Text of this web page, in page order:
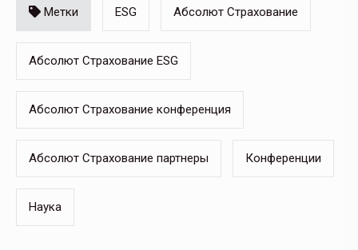
Метки ESG Абсолют Страхование
Абсолют Страхование ESG
Абсолют Страхование конференция
Абсолют Страхование партнеры Конференции
Наука